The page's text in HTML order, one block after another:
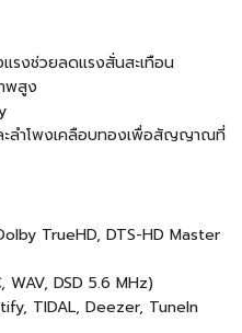
แรงช่วยลดแรงสั่นสะเทือน
พสูง
ะลำโพงเคลือบทองเพื่อสัญญาณที่
TrueHD, DTS-HD Master
WAV, DSD 5.6 MHz)
TIDAL, Deezer, TuneIn